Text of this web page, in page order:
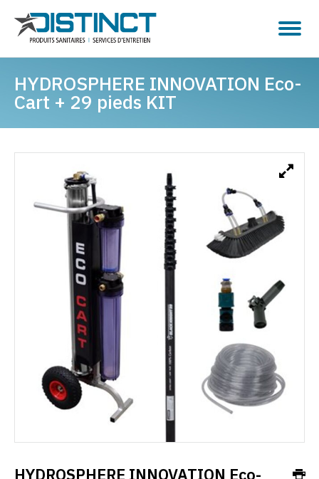
HYDROSPHERE INNOVATION Eco-
Cart + 29 pieds KIT
HYDROSPHERE INNOVATION Eco-